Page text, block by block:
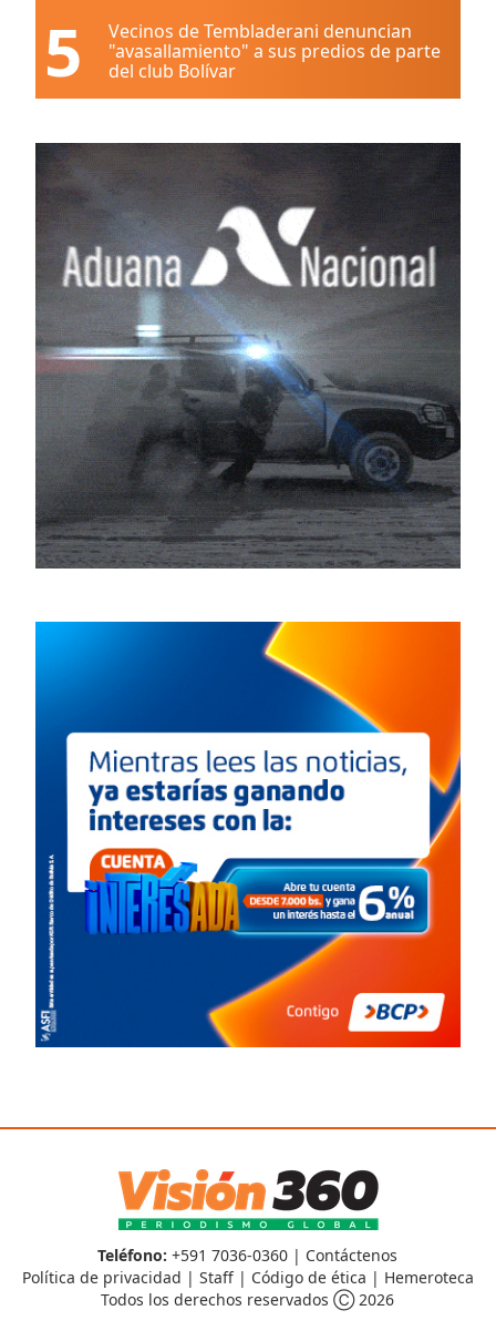
5
Vecinos de Tembladerani denuncian
"avasallamiento" a sus predios de parte
del club Bolívar
Teléfono: +591 7036-0360 | Contáctenos
Política de privacidad | Staff| Código de ética | Hemeroteca
Todos los derechos reservados Ⓒ 2026